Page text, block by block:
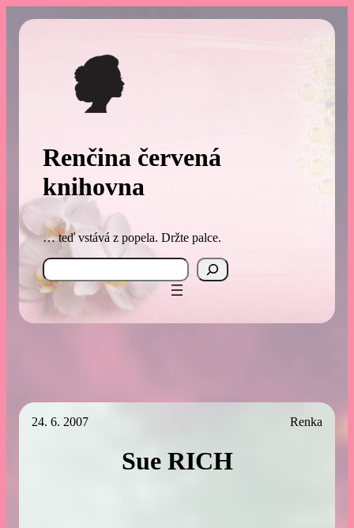
Renčina červená
knihovna
… teď vstává z popela. Držte palce.
Search
24. 6. 2007 Renka
Sue RICH